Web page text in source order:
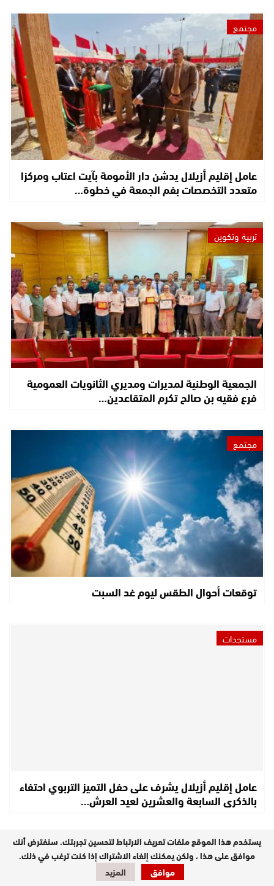
مجتمع
عامل إقليم أزيلال يدشن دار الأمومة بآيت اعتاب ومركزا
متعدد التخصصات بفم الجمعة في خطوة…
تربية وتكوين
الجمعية الوطنية لمديرات ومديري الثانويات العمومية
فرع فقيه بن صالح تكرم المتقاعدين…
مجتمع
توقعات أحوال الطقس ليوم غد السبت
مستجدات
عامل إقليم أزيلال يشرف على حفل التميز التربوي احتفاء
بالذكرى السابعة والعشرين لعيد العرش…
يستخدم هذا الموقع ملفات تعريف الارتباط لتحسين تجربتك. سنفترض أنك
موافق على هذا ، ولكن يمكنك إلغاء الاشتراك إذا كنت ترغب في ذلك.
موافق
المزيد